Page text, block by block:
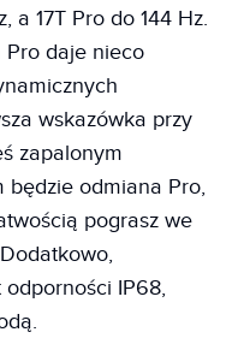
a 17T Pro do 144 Hz.
Pro daje nieco
wskazówka przy
zapalonym
będzie odmiana Pro,
pograsz we
IP68,